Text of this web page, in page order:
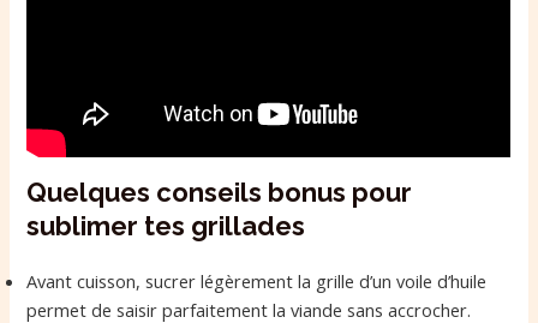
Quelques conseils bonus pour
sublimer tes grillades
Avant cuisson, sucrer légèrement la grille d’un voile d’huile
permet de saisir parfaitement la viande sans accrocher.